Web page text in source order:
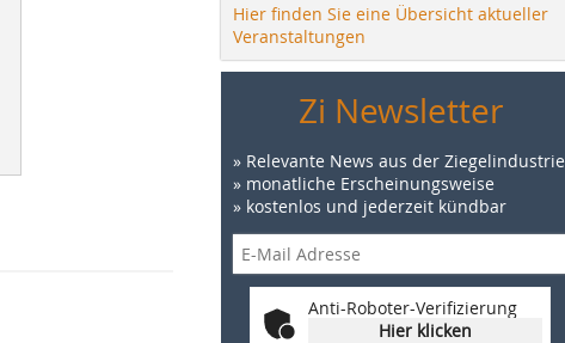
Hier finden Sie eine Übersicht aktueller
Veranstaltungen
Zi Newsletter
» Relevante News aus der Ziegelindustrie
» monatliche Erscheinungsweise
» kostenlos und jederzeit kündbar
Anti-Roboter-Verifizierung
Hier klicken